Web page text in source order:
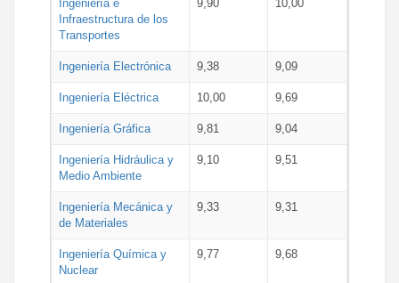
Ingeniería e
Infraestructura de los
Transportes
9,90 10,00
Ingeniería Electrónica 9,38 9,09
Ingeniería Eléctrica 10,00 9,69
Ingeniería Gráfica 9,81 9,04
Ingeniería Hidráulica y
Medio Ambiente
9,10 9,51
Ingeniería Mecánica y
de Materiales
9,33 9,31
Ingeniería Química y
Nuclear
9,77 9,68